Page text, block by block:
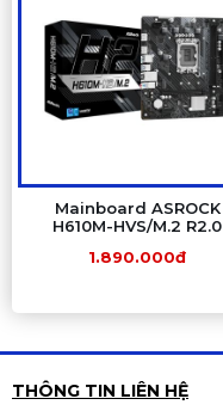
Mainboard ASROCK
H610M-HVS/M.2 R2.0
1.890.000đ
THÔNG TIN LIÊN HỆ